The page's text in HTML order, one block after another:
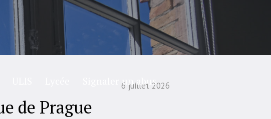
Signaler un abus
6 juillet 2026
de Prague